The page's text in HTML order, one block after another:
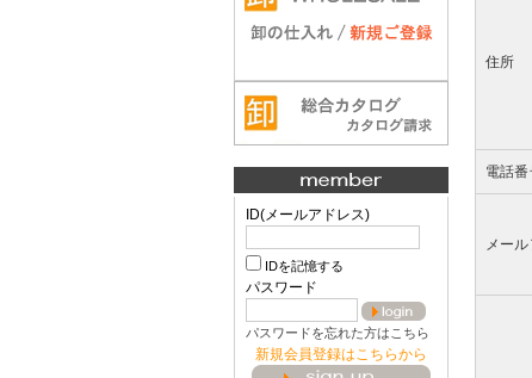
ID(メールアドレス)
IDを記憶する
パスワード
パスワードを忘れた方はこちら
新規会員登録はこちらから
住所
電話
メー